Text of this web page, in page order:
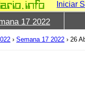
Iniciar
17 2022
›Semana 17 2022 ›26